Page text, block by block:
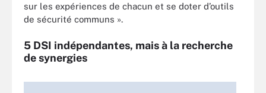
sur les expériences de chacun et se doter d’outils
de sécurité communs ».
5 DSI indépendantes, mais à la recherche
de synergies